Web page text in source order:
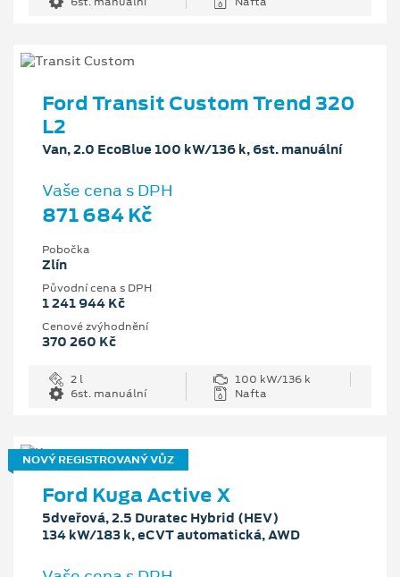
Ford Transit Custom Trend 320
L2
Van, 2.0 EcoBlue 100 kW/136 k, 6st. manuální
Vaše cena s DPH
871 684 Kč
Pobočka
Zlín
Původní cena s DPH
1 241 944 Kč
Cenové zvýhodnění
370 260 Kč
2 l
100 kW/136 k
6st. manuální
Nafta
NOVÝ REGISTROVANÝ VŮZ
Ford Kuga Active X
5dveřová, 2.5 Duratec Hybrid (HEV)
134 kW/183 k, eCVT automatická, AWD